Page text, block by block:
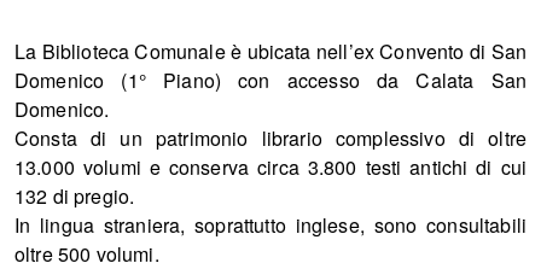
La Biblioteca Comunale è ubicata nell’ex Convento di San
Domenico (1° Piano) con accesso da Calata San
Domenico.
Consta di un patrimonio librario complessivo di oltre
13.000 volumi e conserva circa 3.800 testi antichi di cui
132 di pregio.
In lingua straniera, soprattutto inglese, sono consultabili
oltre 500 volumi.